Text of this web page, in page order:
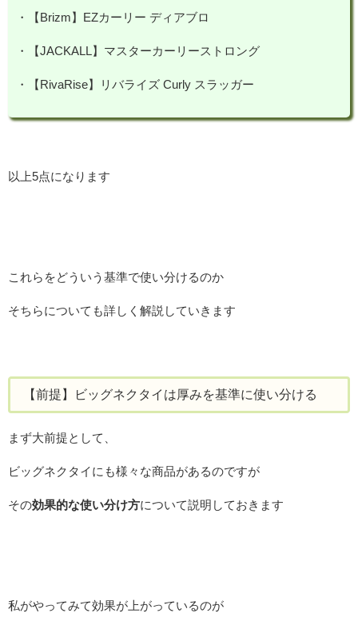
・【Brizm】EZカーリー ディアブロ
・【JACKALL】マスターカーリーストロング
・【RivaRise】リバライズ Curly スラッガー
以上5点になります
これらをどういう基準で使い分けるのか
そちらについても詳しく解説していきます
【前提】ビッグネクタイは厚みを基準に使い分ける
まず大前提として、
ビッグネクタイにも様々な商品があるのですが
その効果的な使い分け方について説明しておきます
私がやってみて効果が上がっているのが